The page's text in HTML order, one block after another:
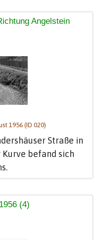
Angelstein
1956 (ID 020)
Straße in
Kurve befand sich
(4)